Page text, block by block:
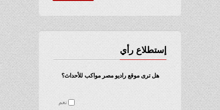
إستطلاع رأي
هل ترى موقع راديو مصر مواكب للأحداث؟
نعم